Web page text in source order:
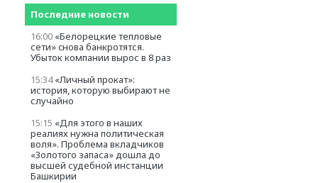
Последние новости
16:00 «Белорецкие тепловые
сети» cнова банкротятся.
Убыток компании вырос в 8 раз
15:34 «Личный прокат»:
история, которую выбирают не
случайно
15:15 «Для этого в наших
реалиях нужна политическая
воля». Проблема вкладчиков
«Золотого запаса» дошла до
высшей судебной инстанции
Башкирии